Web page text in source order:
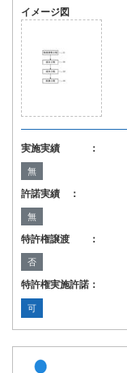
イメージ図
実施実績 ：
無
許諾実績 ：
無
特許権譲渡 ：
否
特許権実施許諾：
可